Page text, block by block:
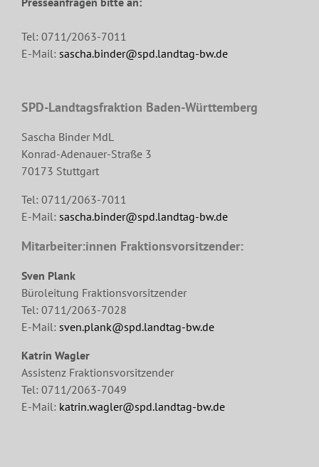
Tel: 0711/2063-7011
E-Mail: sascha.binder@spd.landtag-bw.de
SPD-Landtagsfraktion Baden-Württemberg
Sascha Binder MdL
Konrad-Adenauer-Straße 3
70173 Stuttgart
Tel: 0711/2063-7011
E-Mail: sascha.binder@spd.landtag-bw.de
Mitarbeiter:innen Fraktionsvorsitzender:
Sven Plank
Büroleitung Fraktionsvorsitzender
Tel: 0711/2063-7028
E-Mail: sven.plank@spd.landtag-bw.de
Katrin Wagler
Assistenz Fraktionsvorsitzender
Tel: 0711/2063-7049
E-Mail: katrin.wagler@spd.landtag-bw.de